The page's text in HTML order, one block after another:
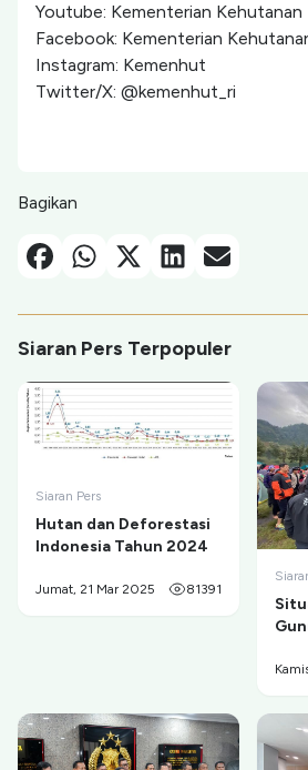
Youtube: Kementerian Kehutanan
Facebook: Kementerian
Instagram: Kemenhut
Twitter/X: @kemenhut_ri
Bagikan
FacebookWhatsappX-TwitterLinkedin
Email
Siaran Pers Terpopuler
Siaran Pers
Hutan dan Deforestasi
Indonesia Tahun 2024
Jumat, 21 Mar 2025 81391